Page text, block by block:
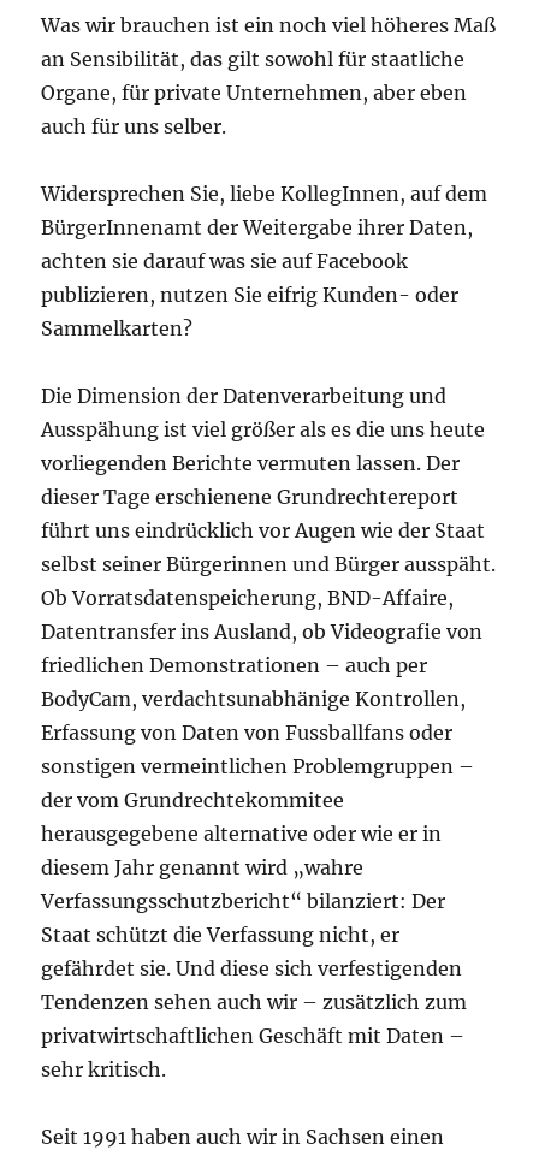
Was wir brauchen ist ein noch viel höheres Maß
an Sensibilität, das gilt sowohl für staatliche
Organe, für private Unternehmen, aber eben
auch für uns selber.
Widersprechen Sie, liebe KollegInnen, auf dem
BürgerInnenamt der Weitergabe ihrer Daten,
achten sie darauf was sie auf Facebook
publizieren, nutzen Sie eifrig Kunden- oder
Sammelkarten?
Die Dimension der Datenverarbeitung und
Ausspähung ist viel größer als es die uns heute
vorliegenden Berichte vermuten lassen. Der
dieser Tage erschienene Grundrechtereport
führt uns eindrücklich vor Augen wie der Staat
selbst seiner Bürgerinnen und Bürger ausspäht.
Ob Vorratsdatenspeicherung, BND-Affaire,
Datentransfer ins Ausland, ob Videografie von
friedlichen Demonstrationen – auch per
BodyCam, verdachtsunabhänige Kontrollen,
Erfassung von Daten von Fussballfans oder
sonstigen vermeintlichen Problemgruppen –
der vom Grundrechtekommitee
herausgegebene alternative oder wie er in
diesem Jahr genannt wird „wahre
Verfassungsschutzbericht“ bilanziert: Der
Staat schützt die Verfassung nicht, er
gefährdet sie. Und diese sich verfestigenden
Tendenzen sehen auch wir – zusätzlich zum
privatwirtschaftlichen Geschäft mit Daten –
sehr kritisch.
Seit 1991 haben auch wir in Sachsen einen